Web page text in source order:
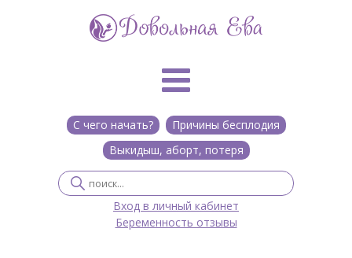
С чего начать?
Причины бесплодия
Выкидыш, аборт, потеря
Вход в личный кабинет
Беременность отзывы